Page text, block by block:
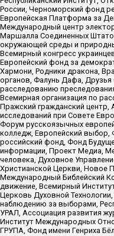
России, Черноморский фонд
Европейская Платформа за
Международный центр
Маршалла Соединенных
окружающей среды и
Всемирный конгресс
Европейский фонд за
Хармони, Родники дракона,
органов, Фалунь Дафа, Друзья
расследованию
Всемирная организация по
Пражский гражданский центр,
исследований при Совете
Форум русскоязычных
колледж, Европейский
российский фонд, Фонд
информации, Проект Медиа,
человека, Духовное
Христианской Церкви, Новое
Международный Библейский
движение, Всемирный
Церковь Духовной
наблюдению за выборами,
УРАЛ, Ассоциация развития
Институт Международных
ГРУПА, Фонд имени Генриха